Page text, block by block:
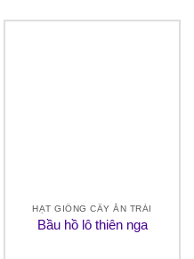
HẠT GIỐNG CÂY ĂN TRÁI
Bầu hồ lô thiên nga